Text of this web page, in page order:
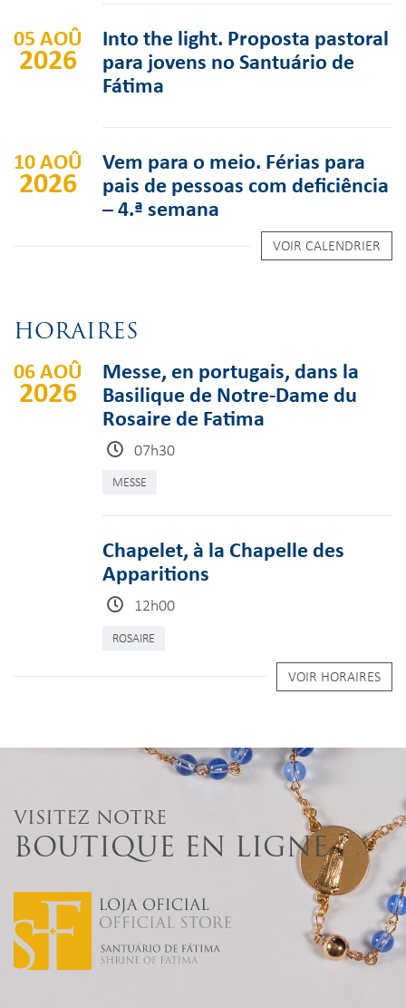
05 AOÛ
2026
Into the light. Proposta pastoral
para jovens no Santuário de
Fátima
10 AOÛ
2026
Vem para o meio. Férias para
pais de pessoas com deficiência
– 4.ª semana
VOIR CALENDRIER
HORAIRES
06 AOÛ
2026
Messe, en portugais, dans la
Basilique de Notre-Dame du
Rosaire de Fatima
07h30
MESSE
Chapelet, à la Chapelle des
Apparitions
12h00
ROSAIRE
VOIR HORAIRES
VISITEZ NOTRE
BOUTIQUE EN LIGNE